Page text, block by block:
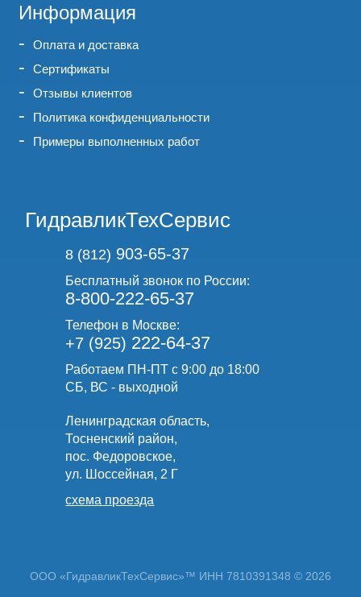
Информация
Оплата и доставка
Сертификаты
Отзывы клиентов
Политика конфиденциальности
Примеры выполненных работ
ГидравликТехСервис
8 (812) 903-65-37
Бесплатный звонок по России:
8-800-222-65-37
Телефон в Москве:
+7 (925) 222-64-37
Работаем ПН-ПТ с 9:00 до 18:00
СБ, ВС - выходной
Ленинградская область,
Тосненский район,
пос. Федоровское,
ул. Шоссейная, 2 Г
схема проезда
ООО «ГидравликТехСервис»™ ИНН 7810391348 © 2026